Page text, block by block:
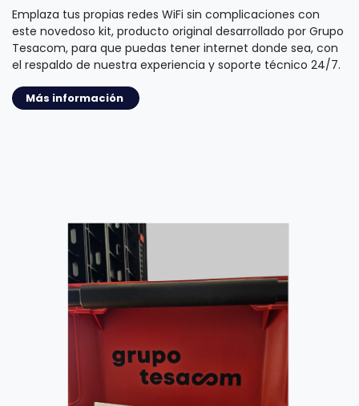
Emplaza tus propias redes WiFi sin complicaciones con
este novedoso kit, producto original desarrollado por Grupo
Tesacom, para que puedas tener internet donde sea, con
el respaldo de nuestra experiencia y soporte técnico 24/7.
Más información